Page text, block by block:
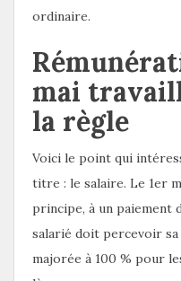
ordinaire.
mai
la règle
Voici le point qui
titre : le salaire. Le 1er
principe, à un paiement
salarié doit percevoir
majorée à 100 % pour